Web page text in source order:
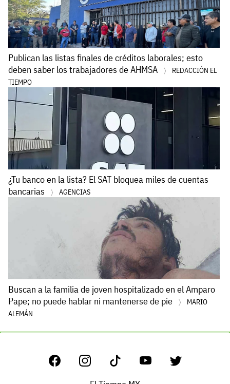
Publican las listas finales de créditos laborales; esto
deben saber los trabajadores de AHMSA
REDACCIÓN EL
TIEMPO
¿Tu banco en la lista? El SAT bloquea miles de cuentas
bancarias
AGENCIAS
Buscan a la familia de joven hospitalizado en el Amparo
Pape; no puede hablar ni mantenerse de pie
MARIO
ALEMÁN